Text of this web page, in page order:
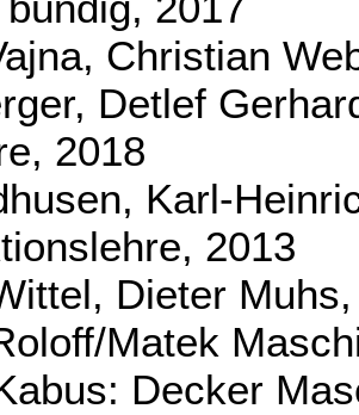
Christian
Detlef
2018
Karl-
2013
Dieter
Matek
Decker